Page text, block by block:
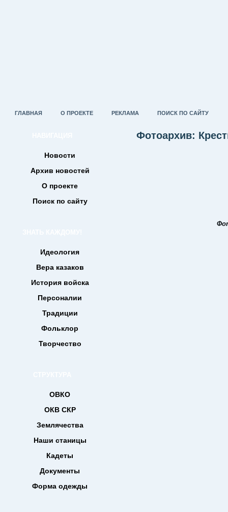
ГЛАВНАЯ О ПРОЕКТЕ РЕКЛАМА ПОИСК ПО САЙТУ
Новости
Архив новостей
О проекте
Поиск по сайту
Идеология
Вера казаков
История войска
Персоналии
Традиции
Фольклор
Творчество
ОВКО
ОКВ СКР
Землячества
Наши станицы
Кадеты
Документы
Форма одежды
Фотоархив: